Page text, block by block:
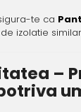
te ca
izolatie
–